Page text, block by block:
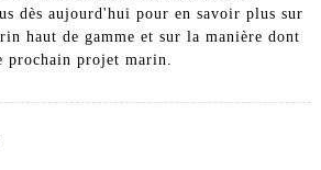
dès aujourd'hui pour en savoir plus sur
haut de gamme et sur la manière dont
projet marin.